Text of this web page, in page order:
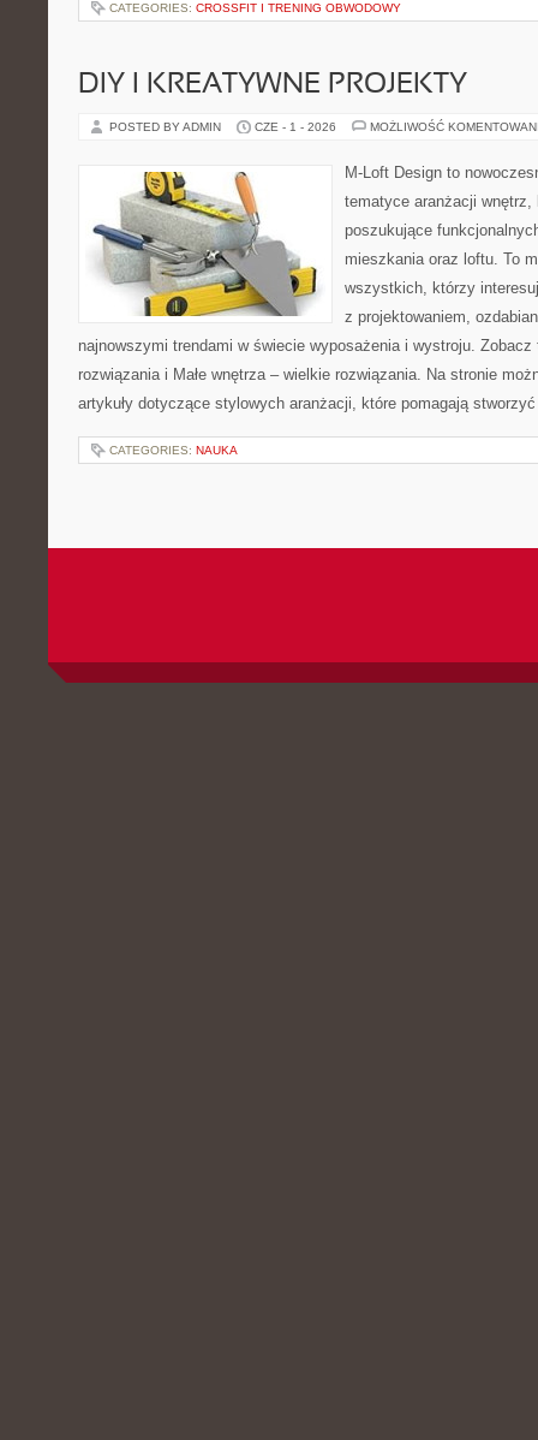
CATEGORIES: CROSSFIT I TRENING OBWODOWY
DIY I KREATYWNE PROJEKTY
POSTED BY ADMIN CZE - 1 - 2026 MOŻLIWOŚĆ
M-Loft Design to
tematyce aranżacji
poszukujące
mieszkania oraz loftu. To
wszystkich, którzy
z projektowaniem,
najnowszymi trendami w świecie wyposażenia i wystroju. Zobacz
rozwiązania i Małe wnętrza – wielkie rozwiązania. Na stronie
artykuły dotyczące stylowych aranżacji, które pomagają
CATEGORIES: NAUKA